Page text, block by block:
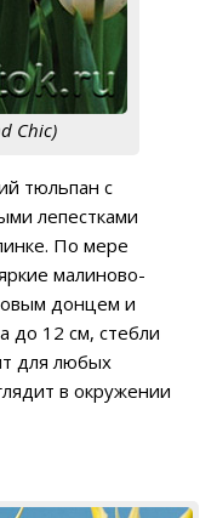
Chic)
тюльпан с
лепестками
По мере
малиново-
донцем и
до 12 см, стебли
для любых
в окружении